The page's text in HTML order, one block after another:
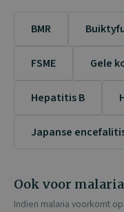
BMR
FSME Gele
Hepatitis B
Japanse
Ook voor
Indien malaria voorkomt